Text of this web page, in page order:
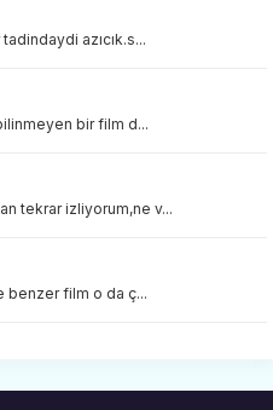
azıcık.s...
bir film d...
tekrar izliyorum,ne v...
benzer film o da ç...